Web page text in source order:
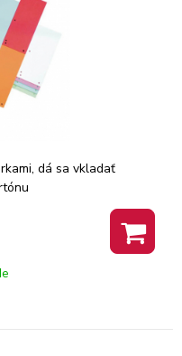
dá sa vkladať